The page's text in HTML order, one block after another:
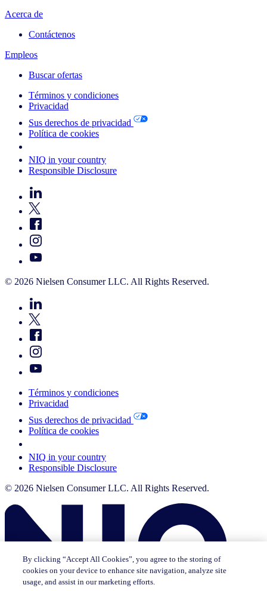
Acerca de
Contáctenos
Empleos
Buscar ofertas
Términos y condiciones
Privacidad
Sus derechos de privacidad
Política de cookies
NIQ in your country
Responsible Disclosure
© 2026 Nielsen Consumer LLC. All Rights Reserved.
Términos y condiciones
Privacidad
Sus derechos de privacidad
Política de cookies
NIQ in your country
Responsible Disclosure
© 2026 Nielsen Consumer LLC. All Rights Reserved.
By clicking “Accept All Cookies”, you agree to the storing of
cookies on your device to enhance site navigation, analyze site
usage, and assist in our marketing efforts.